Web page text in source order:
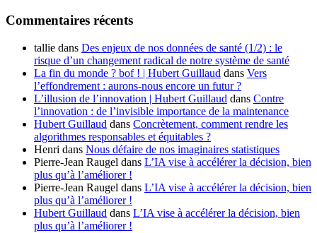
Commentaires récents
tallie dans Des enjeux de nos données de santé (1/2) : le
risque d’un changement radical de notre système de santé
La fin du monde ? bof ! | Hubert Guillaud dans Vers
l’effondrement : aurons-nous encore un futur ?
L’illusion de l’innovation | Hubert Guillaud dans Contre
l’innovation : de l’invisible importance de la maintenance
Hubert Guillaud dans Concrètement, comment rendre les
algorithmes responsables et équitables ?
Henri dans Nous défaire de nos imaginaires statistiques
Pierre-Jean Raugel dans L’IA vise à accélérer la décision, bien
plus qu’à l’améliorer !
Pierre-Jean Raugel dans L’IA vise à accélérer la décision, bien
plus qu’à l’améliorer !
Hubert Guillaud dans L’IA vise à accélérer la décision, bien
plus qu’à l’améliorer !